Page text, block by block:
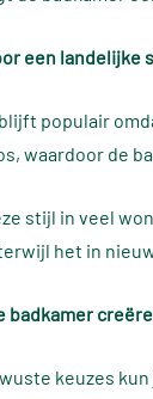
een landelijke
populair
waardoor de
stijl in veel
het in
badkamer
keuzes